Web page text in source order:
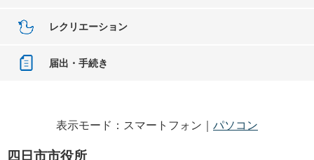
レクリエーション
届出・手続き
表示モード：スマートフォン｜ パソコン
四日市市役所